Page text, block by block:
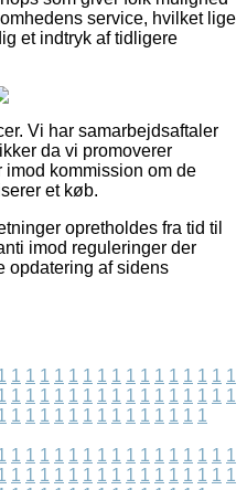
service, hvilket lige
et indtryk af tidligere
Vi har samarbejdsaftaler
da vi promoverer
imod kommission om de
et køb.
opretholdes fra tid til
imod reguleringer der
opdatering af sidens
1 1 1 1 1 1 1 1 1 1 1 1 1 1 1 1
1 1 1 1 1 1 1 1 1 1 1 1 1 1 1 1
1 1 1 1 1 1 1 1 1 1 1 1 1 1
1 1 1 1 1 1 1 1 1 1 1 1 1 1 1 1
1 1 1 1 1 1 1 1 1 1 1 1 1 1 1 1